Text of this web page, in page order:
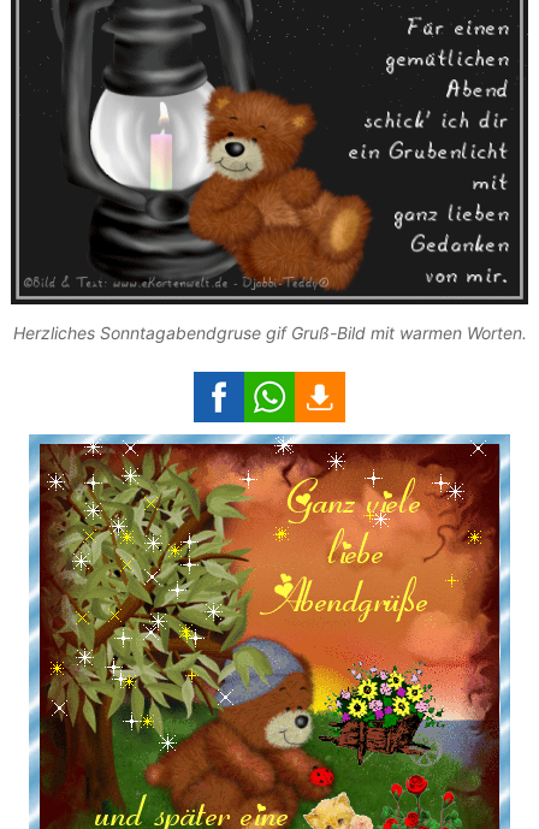
Herzliches Sonntagabendgruse gif Gruß-Bild mit warmen Worten.